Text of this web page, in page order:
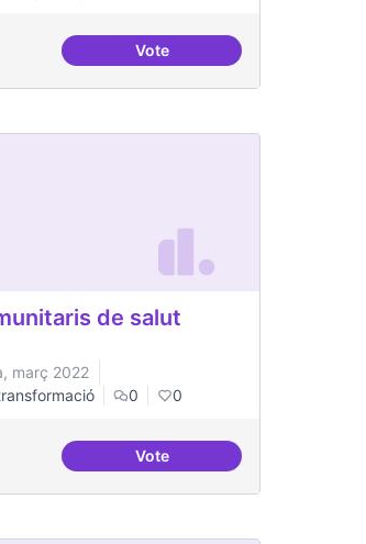
VoteProjecte Memòries del
de salut
març 2022
0 0
VoteProcessos comunitaris de